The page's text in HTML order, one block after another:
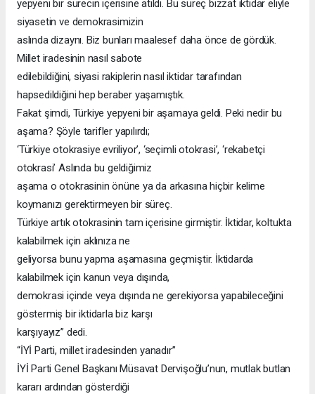
yepyeni bir sürecin içerisine atıldı. Bu süreç bizzat iktidar eliyle
siyasetin ve demokrasimizin
aslında dizaynı. Biz bunları maalesef daha önce de gördük.
Millet iradesinin nasıl sabote
edilebildiğini, siyasi rakiplerin nasıl iktidar tarafından
hapsedildiğini hep beraber yaşamıştık.
Fakat şimdi, Türkiye yepyeni bir aşamaya geldi. Peki nedir bu
aşama? Şöyle tarifler yapılırdı;
‘Türkiye otokrasiye evriliyor’, ‘seçimli otokrasi’, ‘rekabetçi
otokrasi’ Aslında bu geldiğimiz
aşama o otokrasinin önüne ya da arkasına hiçbir kelime
koymanızı gerektirmeyen bir süreç.
Türkiye artık otokrasinin tam içerisine girmiştir. İktidar, koltukta
kalabilmek için aklınıza ne
geliyorsa bunu yapma aşamasına geçmiştir. İktidarda
kalabilmek için kanun veya dışında,
demokrasi içinde veya dışında ne gerekiyorsa yapabileceğini
göstermiş bir iktidarla biz karşı
karşıyayız” dedi.
“İYİ Parti, millet iradesinden yanadır”
İYİ Parti Genel Başkanı Müsavat Dervişoğlu’nun, mutlak butlan
kararı ardından gösterdiği